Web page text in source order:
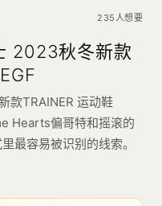
235人想要
2023秋冬新款
款TRAINER 运动鞋
Hearts偏哥特和摇滚的
最容易被识别的线索。